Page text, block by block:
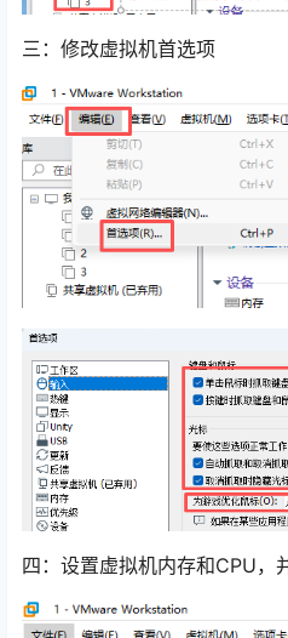
三：修改虚拟机首选项
四：设置虚拟机内存和CPU，